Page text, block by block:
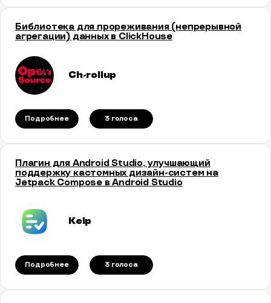
Библиотека для прореживания (непрерывной
агрегации) данных в ClickHouse
Сh-rollup
Подробнее 3 голосa
Плагин для Android Studio, улучшающий
поддержку кастомных дизайн-систем на
Jetpack Compose в Android Studio
Kelp
Подробнее 3 голосa